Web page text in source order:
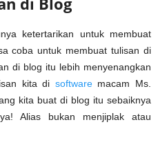
ketertarikan untuk membuat
coba untuk membuat tulisan di
di blog itu lebih menyenangkan
kita di softwaremacam Ms.
kita buat di blog itu sebaiknya
Alias bukan menjiplak atau